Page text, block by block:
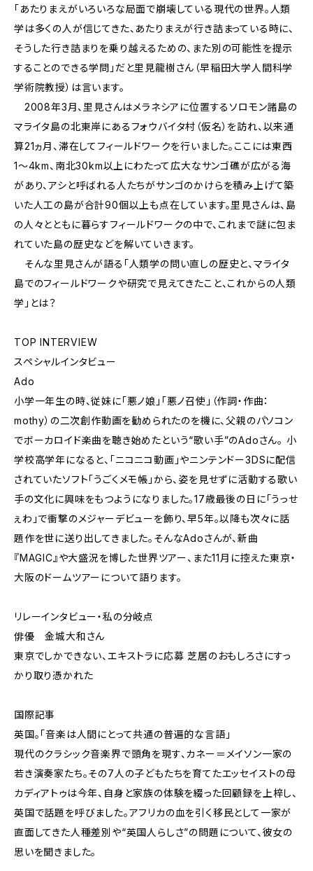
「あたりまえがいろいろな局面で崩壊している現代の世界。人類
学は多くの人が信じてきた、あたりまえが行き詰まっている時に、
そうした行き詰まりを乗り越えるための、また別の可能性を提示
することのできる学問」だと里見龍樹さん（早稲田大学人間科学
学術院教授）は言います。
2008年3月、里見さんはメラネシアに位置するソロモン諸島の
マライタ島の北東岸にあるフォウバイタ村（仮名）を訪れ、以来通
算21ヵ月、滞在してフィールドワークを行いました。ここには東西
1〜4km、南北30km以上にわたって広大なサンゴ礁が広がる海
があり、アシと呼ばれる人たちがサンゴのかけらを積み上げて築
いた人工の島が合計90個以上も点在しています。里見さんは、島
の人々とともに暮らすフィールドワークの中で、これまで謎に包ま
れていた島の歴史などを解いていきます。
そんな里見さんが語る「人類学の問い直しの歴史と、マライタ
島でのフィールドワークや研究で見えてきたこと、これからの人類
学」とは？
TOP INTERVIEW
スペシャルインタビュー
Ado
小学一年生の時、従妹に「悪ノ娘」「悪ノ召使」（作詞・作曲：
mothy）の二次創作動画を勧められたのを機に、父親のパソコン
でボーカロイド楽曲を聴き始めたという“歌い手”のAdoさん。 小
学校高学年になると、「ニコニコ動画」やニンテンドー3DSに配信
されていたソフト「うごくメモ帳」から、姿を見せずに活動する歌い
手の文化に興味をもつようになりました。17歳最後の日に「うっせ
ぇわ」で衝撃のメジャーデビューを飾り、早5年。以降も次々に話
題作を世に送り出してきました。そんなAdoさんが、新曲
『MAGIC』や大盛況を博した世界ツアー、また11月に控えた東京・
大阪のドームツアーについて語ります。
リレーインタビュー・私の分岐点
俳優 金城大和さん
東京でしかできない、エキストラに応募 芝居のおもしろさにすっ
かり取り憑かれた
国際記事
英国。「音楽は人間にとって共通の普遍的な言語」
現代のクラシック音楽界で頭角を現す、カネー＝メイソン一家の
若き演奏家たち。その7人の子どもたちを育てたエッセイストの母
カディアトゥは今年、自身と家族の体験を綴った回顧録を上梓し、
英国で話題を呼びました。アフリカの血を引く移民として一家が
直面してきた人種差別や“英国人らしさ”の問題について、彼女の
思いを聞きました。